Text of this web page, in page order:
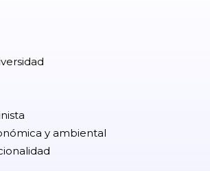
y ambiental